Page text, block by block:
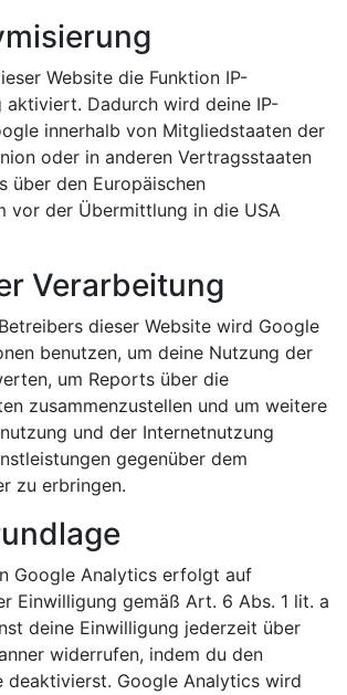
Website die Funktion IP-
aktiviert. Dadurch wird deine IP-
innerhalb von Mitgliedstaaten der
oder in anderen Vertragsstaaten
über den Europäischen
vor der Übermittlung in die USA
Verarbeitung
dieser Website wird Google
benutzen, um deine Nutzung der
um Reports über die
zusammenzustellen und um weitere
und der Internetnutzung
gegenüber dem
zu erbringen.
Google Analytics erfolgt auf
Einwilligung gemäß Art. 6 Abs. 1 lit. a
deine Einwilligung jederzeit über
widerrufen, indem du den
deaktivierst. Google Analytics wird